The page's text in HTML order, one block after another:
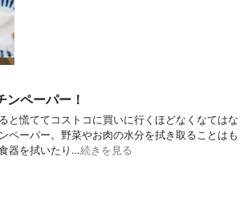
ンペーパー！
と慌ててコストコに買いに行くほどなくなてはな
ペーパー。野菜やお肉の水分を拭き取ることはも
器を拭いたり…続きを見る